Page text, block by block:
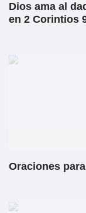
Dios ama al
en 2 Corintios
Oraciones